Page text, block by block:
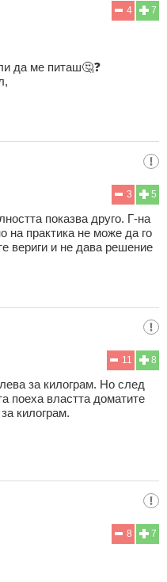
7
4
да ме питаш🤔❓
5
3
показва друго. Г-на
на практика не може да го
вериги и не дава решение
8
11
за килограм. Но след
поеха властта доматите
килограм.
7
8